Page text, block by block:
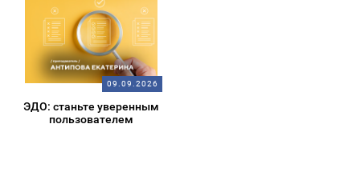
09.09.2026
ЭДО: станьте уверенным
пользователем